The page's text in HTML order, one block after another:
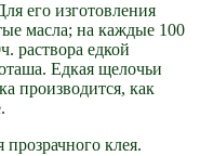
его изготовления
масла; на каждые 100
раствора едкой
Едкая щелочьи
производится, как
клея.